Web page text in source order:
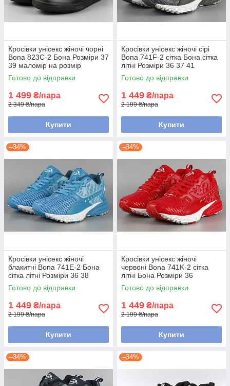
Кросівки унісекс жіночі чорні
Bona 823C-2 Бона Розміри 37
39 маломір на розмір
Готово до відправки
1 499 ₴/пара
2 349 ₴/пара
Купити
Кросівки унісекс жіночі сірі
Bona 741F-2 сітка Бона сітка
літні Розміри 36 37 41
Готово до відправки
1 449 ₴/пара
2 199 ₴/пара
Купити
–34%
Кросівки унісекс жіночі
блакитні Bona 741E-2 Бона
сітка літні Розміри 36 38
Готово до відправки
1 449 ₴/пара
2 199 ₴/пара
Купити
–34%
Кросівки унісекс жіночі
червоні Bona 741K-2 сітка
літні Бона Розміри 36
Готово до відправки
1 449 ₴/пара
2 199 ₴/пара
Купити
–34% –34%